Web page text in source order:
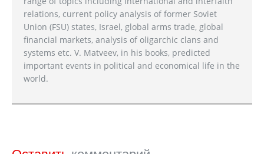
relations, current policy analysis of former Soviet
Union (FSU) states, Israel, global arms trade, global
financial markets, analysis of oligarchic clans and
systems etc. V. Matveev, in his books, predicted
important events in political and economical life in the
world.